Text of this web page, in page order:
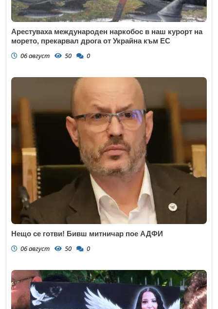
Арестуваха международен наркобос в наш курорт на
морето, прекарвал дрога от Украйна към ЕС
06 август 50 0
Нещо се готви! Бивш митничар пое АДФИ
06 август 50 0